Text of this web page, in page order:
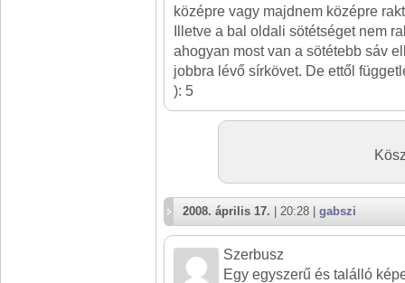
középre vagy majdnem középre
Illetve a bal oldali sötétséget nem
ahogyan most van a sötétebb sáv
jobbra lévő sírkövet. De ettől
): 5
2008. április 17. | 20:28 | gabszi
Szerbusz
Egy egyszerű és találló